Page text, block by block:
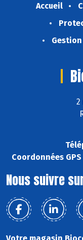
Accueil
2
Coordonnées GPS
Nous suivre